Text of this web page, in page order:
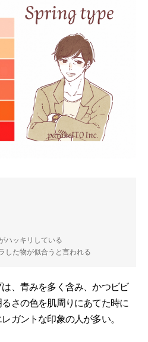
ハッキリしている
した物が似合うと言われる
、青みを多く含み、かつビビ
さの色を肌周りにあてた時に
ガントな印象の人が多い。